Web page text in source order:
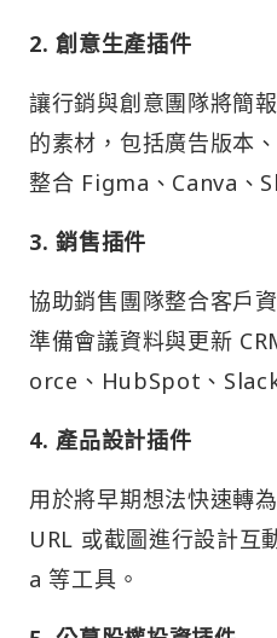
2. 創意生產插件
讓行銷與創意團隊將簡
的素材，包括廣告版本
整合 Figma、Canva、
3. 銷售插件
協助銷售團隊整合客戶
準備會議資料與更新
orce、HubSpot、
4. 產品設計插件
用於將早期想法快速轉
URL 或截圖進行設計互
a 等工具。